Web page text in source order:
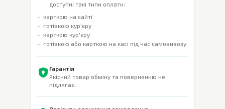
доступні такі типи оплати:
карткою на сайті
готівкою кур'єру
карткою кур'єру
готівкою або карткою на касі під час самовивозу
Гарантія
Якісний товар обміну та поверненню не
підлягає.